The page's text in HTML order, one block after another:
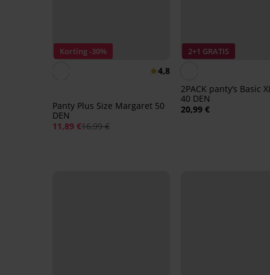
Korting -30%
4,8
Panty Plus Size Margaret 50
DEN
11,89 €16,99 €
2+1 GRATIS
2PACK panty’s Basic
40 DEN
20,99 €